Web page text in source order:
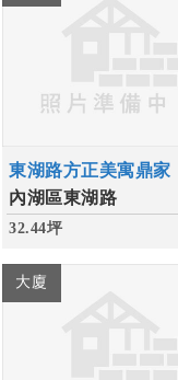
東湖路方正美寓鼎家
內湖區東湖路
32.44坪
大廈